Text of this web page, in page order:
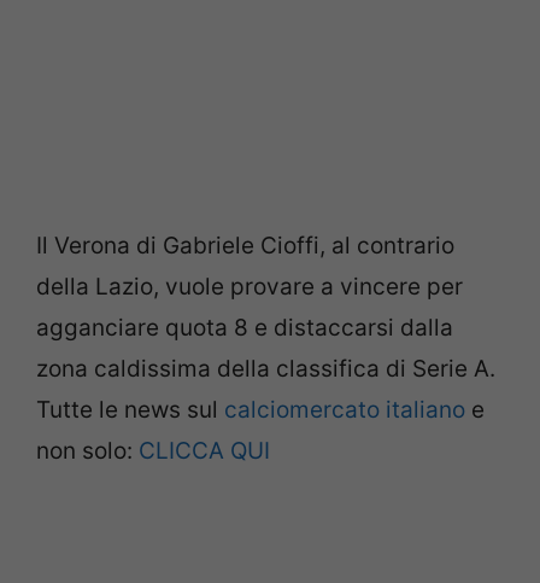
Il Verona di Gabriele Cioffi, al contrario
della Lazio, vuole provare a vincere per
agganciare quota 8 e distaccarsi dalla
zona caldissima della classifica di Serie A.
Tutte le news sul calciomercato italiano e
non solo: CLICCA QUI